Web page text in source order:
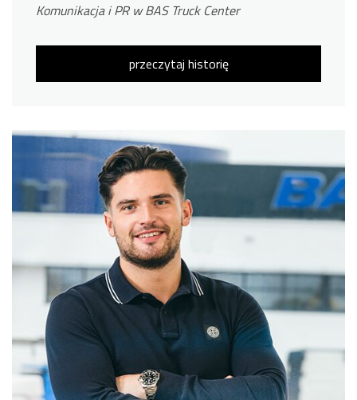
Komunikacja i PR w BAS Truck Center
przeczytaj historię